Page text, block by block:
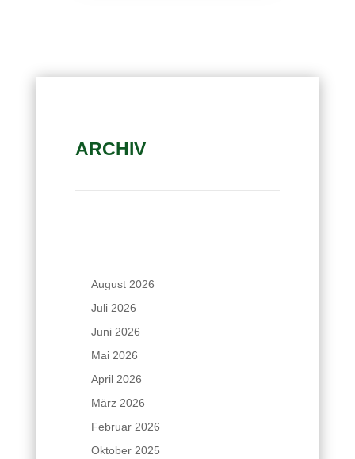
ARCHIV
August 2026
Juli 2026
Juni 2026
Mai 2026
April 2026
März 2026
Februar 2026
Oktober 2025